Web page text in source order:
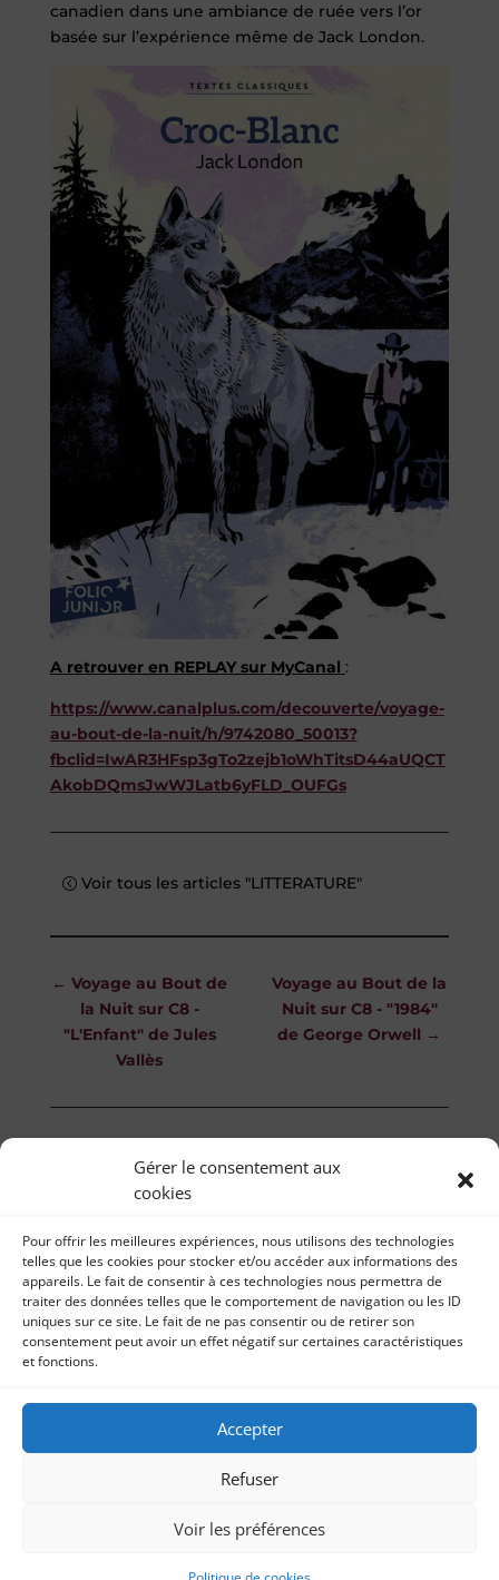
Gérer le consentement aux
cookies
Pour offrir les meilleures expériences, nous utilisons des technologies
telles que les cookies pour stocker et/ou accéder aux informations des
appareils. Le fait de consentir à ces technologies nous permettra de
traiter des données telles que le comportement de navigation ou les ID
uniques sur ce site. Le fait de ne pas consentir ou de retirer son
consentement peut avoir un effet négatif sur certaines caractéristiques
et fonctions.
Accepter
Refuser
Voir les préférences
canadien dans une ambiance de ruée vers l’or
basée sur l’expérience même de Jack London.
A retrouver en REPLAY sur MyCanal :
https://www.canalplus.com/decouverte/voyage-
au-bout-de-la-nuit/h/9742080_50013?
fbclid=IwAR3HFsp3gTo2zejb1oWhTitsD44aUQCT
AkobDQmsJwWJLatb6yFLD_OUFGs
Voir tous les articles "LITTERATURE"
←Voyage au Bout de
la Nuit sur C8 -
"L'Enfant" de Jules
Vallès
Voyage au Bout de la
Nuit sur C8 - "1984"
de George Orwell →
Mentions légales | Réalisation